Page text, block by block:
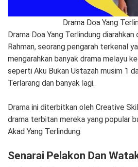
Drama Doa Yang
Drama Doa Yang Terlindung
Rahman, seorang pengarah terkenal
mengarahkan banyak drama melayu
seperti Aku Bukan Ustazah musim 1
Terlarang dan banyak lagi.
Drama ini diterbitkan oleh Creative
drama terbitan mereka yang popular
Akad Yang Terlindung.
Senarai Pelakon Dan